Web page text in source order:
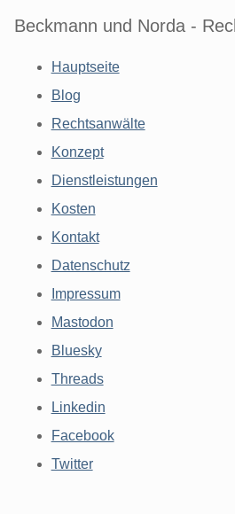
Beckmann und Norda -
Hauptseite
Blog
Rechtsanwälte
Konzept
Dienstleistungen
Kosten
Kontakt
Datenschutz
Impressum
Mastodon
Bluesky
Threads
Linkedin
Facebook
Twitter